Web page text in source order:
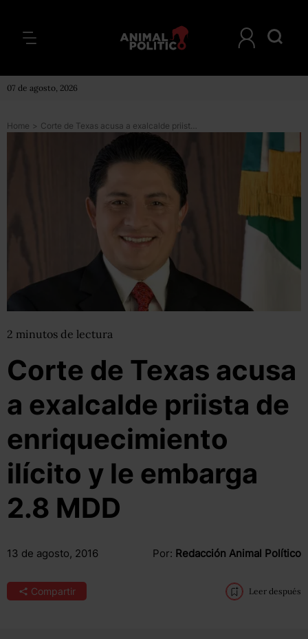
07 de agosto, 2026
Home > Corte de Texas acusa a exalcalde priista de enriquecimiento ilícito y le embarga 2.8 MDD
2 minutos de lectura
Corte de Texas acusa
a exalcalde priista de
enriquecimiento
ilícito y le embarga
2.8 MDD
13 de agosto, 2016 Por: Redacción Animal Político
Compartir Leer después